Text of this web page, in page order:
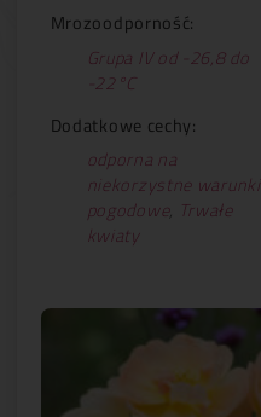
Mrozoodporność:
Grupa IV od -26,8 do
-22°C
Dodatkowe cechy:
odporna na
niekorzystne warunki
pogodowe, Trwałe
kwiaty